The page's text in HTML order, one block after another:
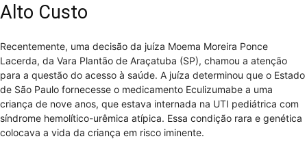
Alto Custo
Recentemente, uma decisão da juíza Moema Moreira Ponce
Lacerda, da Vara Plantão de Araçatuba (SP), chamou a atenção
para a questão do acesso à saúde. A juíza determinou que o Estado
de São Paulo fornecesse o medicamento Eculizumabe a uma
criança de nove anos, que estava internada na UTI pediátrica com
síndrome hemolítico-urêmica atípica. Essa condição rara e genética
colocava a vida da criança em risco iminente.